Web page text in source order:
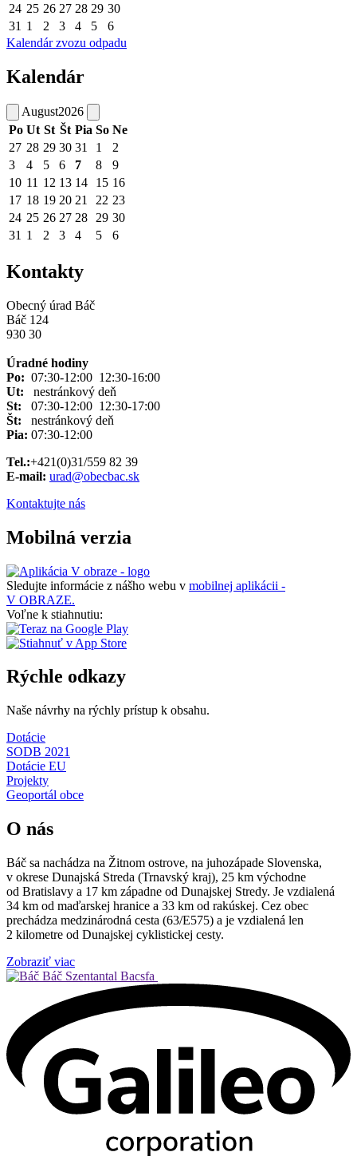
24 25 26 27 28 29 30
31 1 2 3 4 5
6
Kalendár zvozu odpadu
Kalendár
August2026
Po Ut St Št Pia So Ne
27 28 29 30 31 1
2
3
4 5 6 7 8
9
10 11 12 13 14 15 16
17 18 19 20 21 22 23
24 25 26 27 28 29 30
31 1 2 3 4 5 6
Kontakty
Obecný úrad Báč
Báč 124
930 30
Úradné hodiny
Po: 07:30-12:00 12:30-16:00
Ut: nestránkový deň
St: 07:30-12:00 12:30-17:00
Št: nestránkový deň
Pia: 07:30-12:00
Tel.:+421(0)31/559 82 39
E-mail: urad@obecbac.sk
Kontaktujte nás
Mobilná verzia
Sledujte informácie z nášho webu v mobilnej aplikácii -
V OBRAZE.
Voľne k stiahnutiu:
Rýchle odkazy
Naše návrhy na rýchly prístup k obsahu.
Dotácie
SODB 2021
Dotácie EU
Projekty
Geoportál obce
O nás
Báč sa nachádza na Žitnom ostrove, na juhozápade Slovenska,
v okrese Dunajská Streda (Trnavský kraj), 25 km východne
od Bratislavy a 17 km západne od Dunajskej Stredy. Je vzdialená
34 km od maďarskej hranice a 33 km od rakúskej. Cez obec
prechádza medzinárodná cesta (63/E575) a je vzdialená len
2 kilometre od Dunajskej cyklistickej cesty.
Zobraziť viac
Báč Szentantal Bacsfa